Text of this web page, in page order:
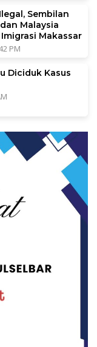
Sembilan
Malaysia
Makassar
PM
Diciduk Kasus